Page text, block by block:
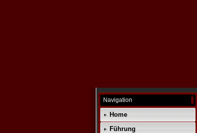
Navigation
Home
Führung